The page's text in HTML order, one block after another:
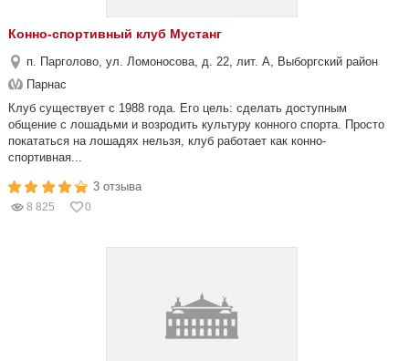
Конно-спортивный клуб Мустанг
п. Парголово, ул. Ломоносова, д. 22, лит. А, Выборгский район
Парнас
Клуб существует с 1988 года. Его цель: сделать доступным
общение с лошадьми и возродить культуру конного спорта. Просто
покататься на лошадях нельзя, клуб работает как конно-
спортивная...
3 отзыва
8 825 0